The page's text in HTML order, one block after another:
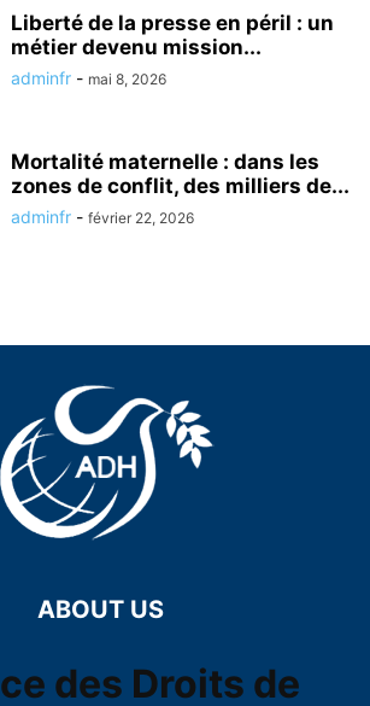
Liberté de la presse en péril : un
métier devenu mission...
adminfr - mai 8, 2026
Mortalité maternelle : dans les
zones de conflit, des milliers de...
adminfr - février 22, 2026
ABOUT US
des Droits de